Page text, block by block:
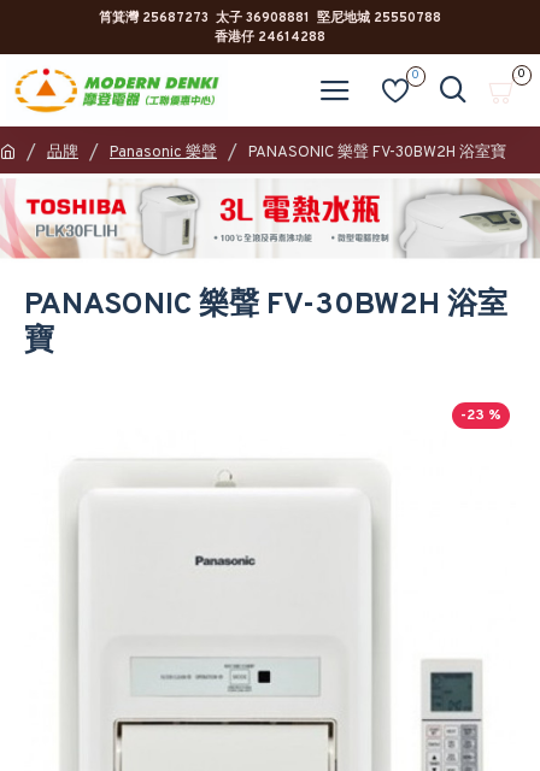
筲箕灣 25687273 太子 36908881 堅尼地城 25550788
香港仔 24614288
0 0
品牌 Panasonic 樂聲 PANASONIC 樂聲 FV-30BW2H 浴室寶
PANASONIC 樂聲 FV-30BW2H 浴室
寶
-23 %